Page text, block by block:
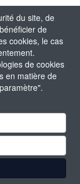
du site, de
de
cookies, le cas
de cookies
en matière de